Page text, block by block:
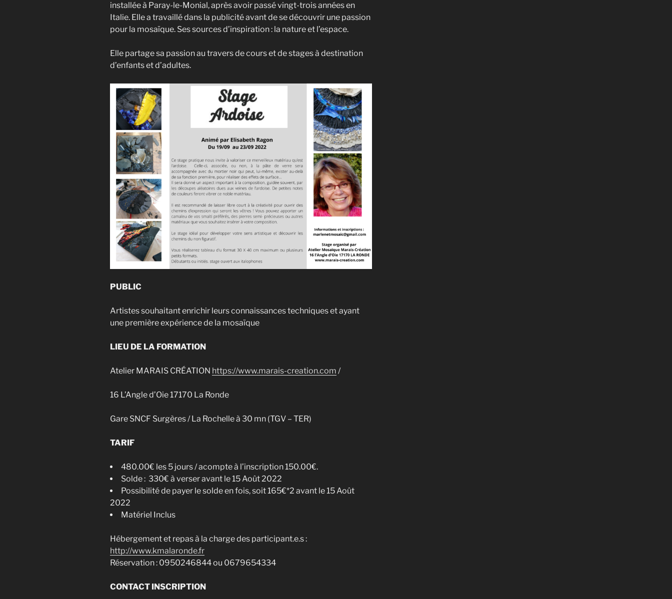
installée à Paray-le-Monial, après avoir passé vingt-trois années en
Italie. Elle a travaillé dans la publicité avant de se découvrir une passion
pour la mosaïque. Ses sources d’inspiration : la nature et l’espace.
Elle partage sa passion au travers de cours et de stages à destination
d’enfants et d’adultes.
PUBLIC
Artistes souhaitant enrichir leurs connaissances techniques et ayant
une première expérience de la mosaïque
LIEU DE LA FORMATION
Atelier MARAIS CRÉATION https://www.marais-creation.com /
16 L’Angle d’Oie 17170 La Ronde
Gare SNCF Surgères / La Rochelle à 30 mn (TGV – TER)
TARIF
480.00€ les 5 jours / acompte à l’inscription 150.00€.
Solde : 330€ à verser avant le 15 Août 2022
Possibilité de payer le solde en fois, soit 165€*2 avant le 15 Août
2022
Matériel Inclus
Hébergement et repas à la charge des participant.e.s :
http://www.kmalaronde.fr
Réservation : 0950246844 ou 0679654334
CONTACT INSCRIPTION